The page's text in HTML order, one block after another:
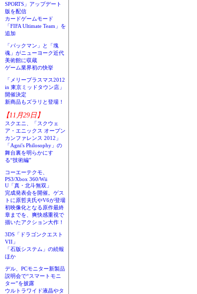
SPORTS」アップデート
版を配信
カードゲームモード
「FIFA Ultimate Team」を
追加
「パックマン」と「塊
魂」がニューヨーク近代
美術館に収蔵
ゲーム業界初の快挙
「メリープラスマス2012
in 東京ミッドタウン店」
開催決定
新商品もズラリと登場！
【11月29日】
スクエニ、「スクウェ
ア・エニックス オープン
カンファレンス 2012」
「Agni's Philosophy」の
舞台裏を明らかにす
る“技術編”
コーエーテクモ、
PS3/Xbox 360/Wii
U「真・北斗無双」
完成発表会を開催。ゲス
トに原哲夫氏やV6が登場
初映像化となる原作最終
章までを、爽快感重視で
描いたアクション大作！
3DS「ドラゴンクエスト
VII」
「石版システム」の続報
ほか
デル、PCモニター新製品
説明会で“スマートモニ
ター”を披露
ウルトラワイド液晶やタ